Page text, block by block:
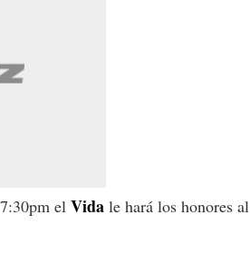
el Vida le hará los honores al